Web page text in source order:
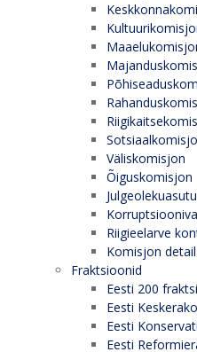
Väliskomisjon
Õiguskomisjon
Riigieelarve
Komisjon
Fraktsioonid
Eesti 200
Eesti
Eesti
Eesti